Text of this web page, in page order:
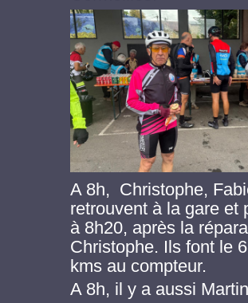
A 8h, Christophe,
retrouvent à la gare et
à 8h20, après la
Christophe. Ils font le
kms au compteur.
A 8h, il y a aussi